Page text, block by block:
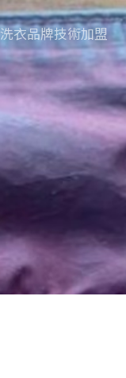
洗衣品牌技術加盟